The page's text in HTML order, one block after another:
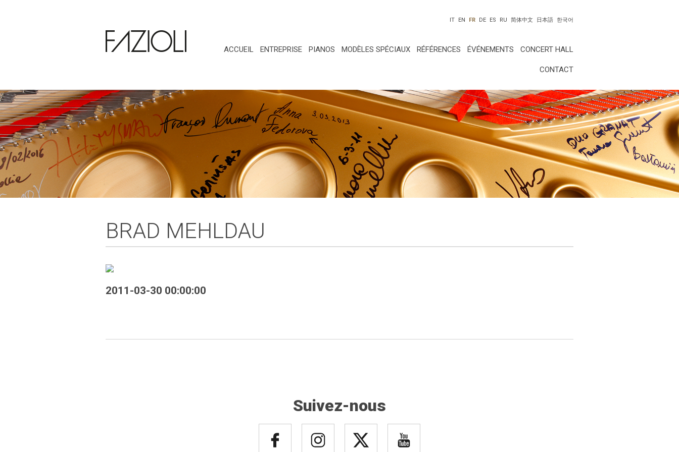
한국어
日本語
IT EN FR DE ES RU 简体中文
ACCUEIL ENTREPRISE PIANOS MODÈLES SPÉCIAUX RÉFÉRENCES ÉVÉNEMENTS CONCERT HALL
CONTACT
BRAD MEHLDAU
2011-03-30 00:00:00
Suivez-nous